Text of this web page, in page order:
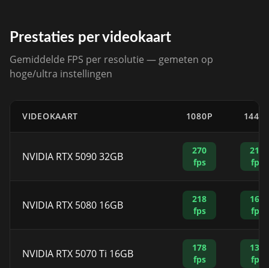
Prestaties per videokaart
Gemiddelde FPS per resolutie — gemeten op
hoge/ultra instellingen
VIDEOKAART 1080P
NVIDIA RTX 5090 32GB
270
fps
210
fps
NVIDIA RTX 5080 16GB
218
fps
165
fps
NVIDIA RTX 5070 Ti 16GB
178
fps
130
fps